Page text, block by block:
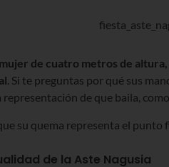
de cuatro metros de
. Si te preguntas por qué sus
de que baila,
su quema representa el punto
de la Aste Nagusia